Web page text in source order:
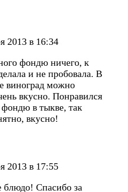
2013 в 16:34
фондю ничего, к
и не пробовала. В
виноград можно
вкусно. Понравился
в тыкве, так
вкусно!
2013 в 17:55
блюдо! Спасибо за